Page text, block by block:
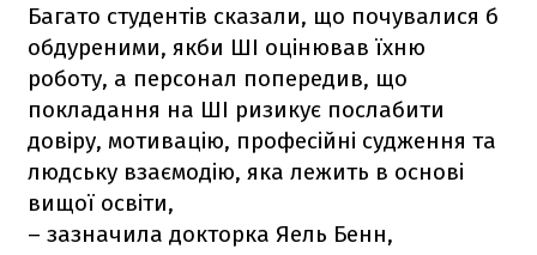
Багато студентів сказали, що почувалися б
обдуреними, якби ШІ оцінював їхню
роботу, а персонал попередив, що
покладання на ШІ ризикує послабити
довіру, мотивацію, професійні судження та
людську взаємодію, яка лежить в основі
вищої освіти,
– зазначила докторка Яель Бенн,